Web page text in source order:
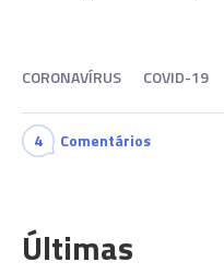
CORONAVÍRUS COVID-19
4 Comentários
Últimas